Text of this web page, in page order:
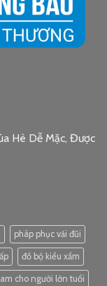
Hè Dễ Mặc, Được
pháp phục vải đũi
đồ bộ kiểu xẩm
cho người lớn tuổi